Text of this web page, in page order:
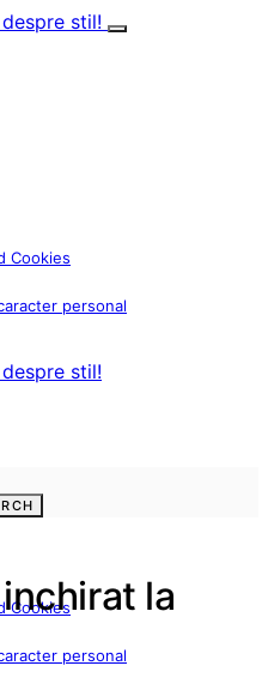
Cookies
personal
Cookies
personal
la